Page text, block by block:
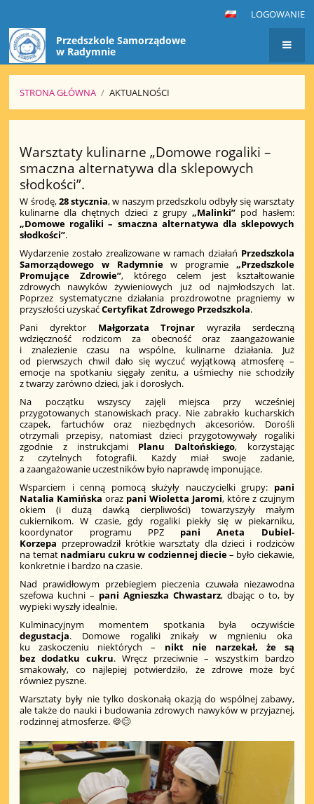
LOGOWANIE
Przedszkole Samorządowe
w Radymnie
STRONA GŁÓWNA / AKTUALNOŚCI
Warsztaty kulinarne „Domowe rogaliki –
smaczna alternatywa dla sklepowych
słodkości”.
W środę,28 stycznia, w naszym przedszkolu odbyły się warsztaty
kulinarne dla chętnych dzieci z grupy „Malinki”pod hasłem:
„Domowe rogaliki – smaczna alternatywa dla sklepowych
słodkości”.
Wydarzenie zostało zrealizowane w ramach działań Przedszkola
Samorządowego w Radymniew programie „Przedszkole
Promujące Zdrowie”, którego celem jest kształtowanie
zdrowych nawyków żywieniowych już od najmłodszych lat.
Poprzez systematyczne działania prozdrowotne pragniemy w
przyszłości uzyskaćCertyfikat Zdrowego Przedszkola.
Pani dyrektor Małgorzata Trojnar wyraziła serdeczną
wdzięczność rodzicom za obecność oraz zaangażowanie
i znalezienie czasu na wspólne, kulinarne działania. Już
od pierwszych chwil dało się wyczuć wyjątkową atmosferę –
emocje na spotkaniu sięgały zenitu, a uśmiechy nie schodziły
z twarzy zarówno dzieci, jak i dorosłych.
Na początku wszyscy zajęli miejsca przy wcześniej
przygotowanych stanowiskach pracy. Nie zabrakło kucharskich
czapek, fartuchów oraz niezbędnych akcesoriów. Dorośli
otrzymali przepisy, natomiast dzieci przygotowywały rogaliki
zgodnie z instrukcjami Planu Daltońskiego, korzystając
z czytelnych fotografii. Każdy miał swoje zadanie,
a zaangażowanie uczestników było naprawdę imponujące.
Wsparciem i cenną pomocą służyły nauczycielki grupy: pani
Natalia Kamińska oraz pani Wioletta Jaromi, które z czujnym
okiem (i dużą dawką cierpliwości) towarzyszyły małym
cukiernikom. W czasie, gdy rogaliki piekły się w piekarniku,
koordynator programu PPZ pani Aneta Dubiel-
Korzepa przeprowadził krótkie warsztaty dla dzieci i rodziców
na temat nadmiaru cukru w codziennej diecie– było ciekawie,
konkretnie i bardzo na czasie.
Nad prawidłowym przebiegiem pieczenia czuwała niezawodna
szefowa kuchni – pani Agnieszka Chwastarz, dbając o to, by
wypieki wyszły idealnie.
Kulminacyjnym momentem spotkania była oczywiście
degustacja. Domowe rogaliki znikały w mgnieniu oka
ku zaskoczeniu niektórych – nikt nie narzekał, że są
bez dodatku cukru. Wręcz przeciwnie – wszystkim bardzo
smakowały, co najlepiej potwierdziło, że zdrowe może być
również pyszne.
Warsztaty były nie tylko doskonałą okazją do wspólnej zabawy,
ale także do nauki i budowania zdrowych nawyków w przyjaznej,
rodzinnej atmosferze. 🍪😊